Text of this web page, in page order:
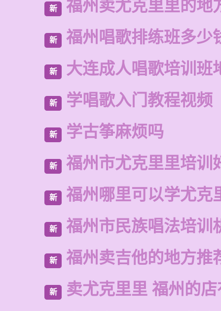
新 福州卖尤克里里的地
新 福州唱歌排练班多少
新 大连成人唱歌培训班
新 学唱歌入门教程视频
新 学古筝麻烦吗
新 福州市尤克里里培训
新 福州哪里可以学尤克
新 福州市民族唱法培训
新 福州卖吉他的地方推
新 卖尤克里里 福州的